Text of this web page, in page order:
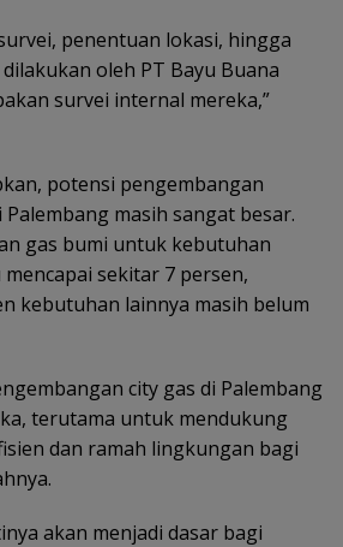
penentuan lokasi, hingga
oleh PT Bayu Buana
survei internal mereka,”
potensi pengembangan
masih sangat besar.
gas bumi untuk kebutuhan
sekitar 7 persen,
kebutuhan lainnya masih belum
city gas di Palembang
terutama untuk mendukung
dan ramah lingkungan bagi
akan menjadi dasar bagi